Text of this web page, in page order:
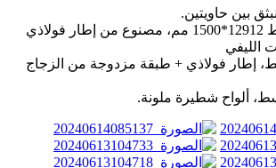
بين حاويتين.
حجم القسم الأوسط 12912*1500 مم، مصنوع من إطار فولاذي
الليفي
إطار فولاذي + طبقة مزدوجة من الزجاج
ألواح شطيرة ملونة.